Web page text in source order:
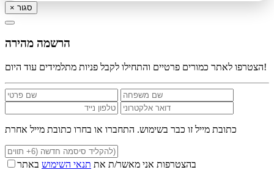
× סגור
הרשמה מהירה
הצטרפו לאתר כמורים פרטיים והתחילו לקבל פניות מתלמידים עוד היום!
כתובת מייל זו כבר בשימוש. התחברו או בחרו כתובת מייל אחרת
בהצטרפות אני מאשר/ת את תנאי השימוש באתר